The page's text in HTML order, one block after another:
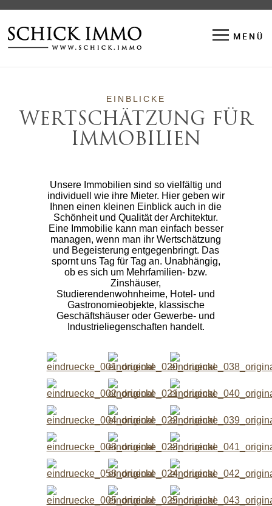
MENÜ
MENÜ
Standorte
SINNMED Bad Brückenau
ANKAUF
STELLENANGEBOTE
KONTAKT
Adressdaten
Kontaktformular
Impressum
WERTSCHÄTZUNG FÜR
IMMOBILIEN
EINBLICKE
Unsere Immobilien sind so vielfältig und
individuell wie ihre Mieter. Hier geben wir
Ihnen einen kleinen Einblick auch in die
Schönheit und Qualität der Architektur.
Eine Immobilie kann man einfach besser
managen, wenn man ihr Wertschätzung
und Begeisterung entgegenbringt. Das
spornt uns Tag für Tag an. Unabhängig,
ob es sich um Mehrfamilien- bzw.
Zinshäuser,
Studierendenwohnheime, Hotel- und
Gastronomieobjekte, klassische
Geschäftshäuser oder Gewerbe- und
Industrieliegenschaften handelt.